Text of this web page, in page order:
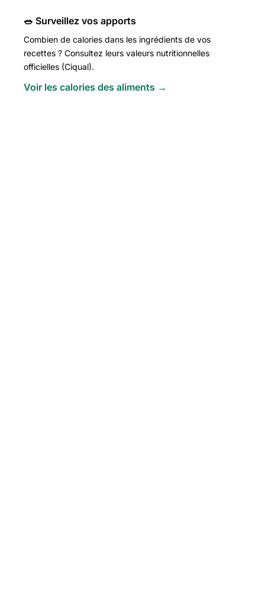
🥗 Surveillez vos apports
Combien de calories dans les ingrédients de vos
recettes ? Consultez leurs valeurs nutritionnelles
officielles (Ciqual).
Voir les calories des aliments →